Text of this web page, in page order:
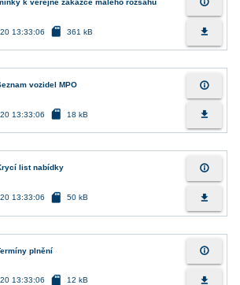
13:33:06 sd_card 361 kB
info_outline
file_download
vozidel MPO
13:33:06 sd_card 18 kB
info_outline
file_download
list nabídky
13:33:06 sd_card 50 kB
info_outline
file_download
plnění
13:33:06 sd_card 12 kB
info_outline
file_download